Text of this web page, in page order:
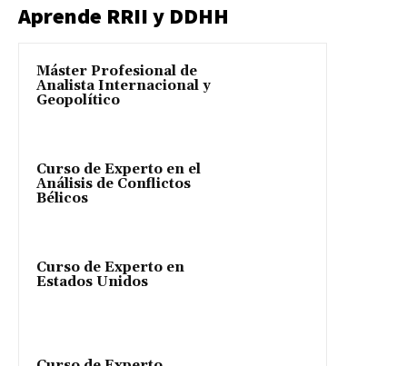
Aprende RRII y DDHH
Máster Profesional de
Analista Internacional y
Geopolítico
Curso de Experto en el
Análisis de Conflictos
Bélicos
Curso de Experto en
Estados Unidos